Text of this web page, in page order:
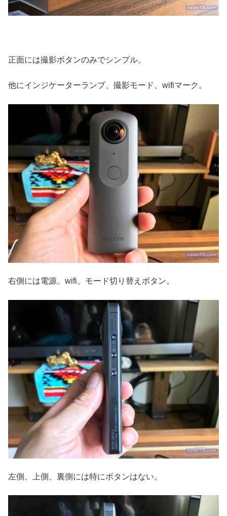
正面には撮影ボタンのみでシンプル。
他にインジケーターランプ、撮影モード、wifiマーク。
右側には電源、wifi、モード切り替えボタン。
左側、上側、裏側には特にボタンはない。